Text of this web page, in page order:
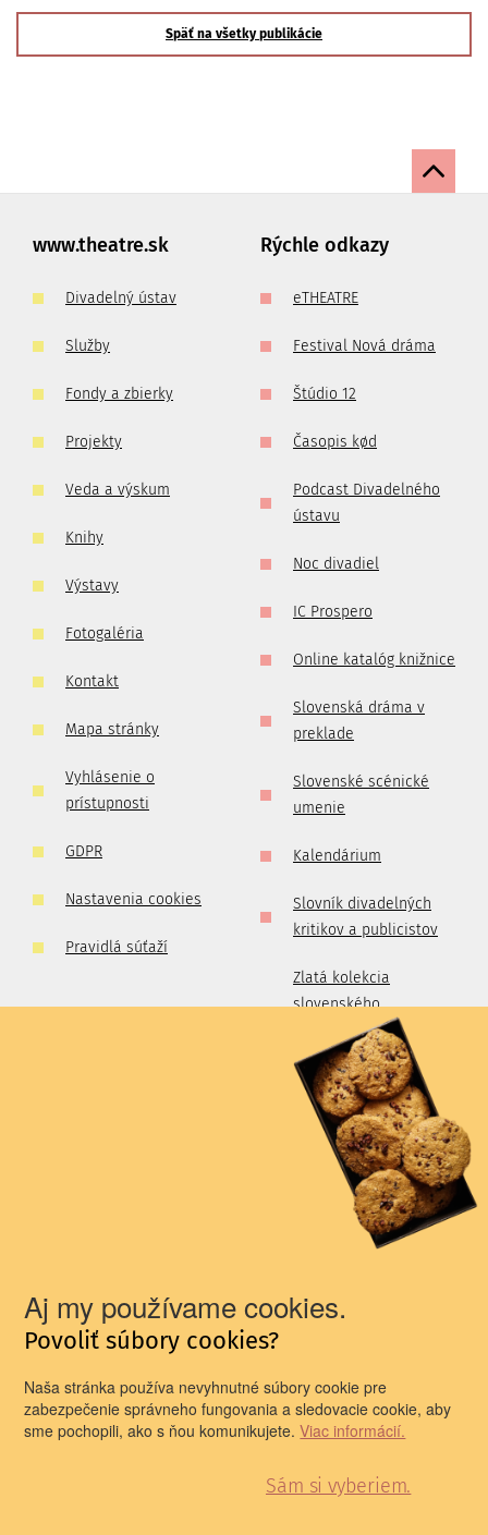
Aj my používame cookies.
Povoliť súbory cookies?
Naša stránka používa nevyhnutné súbory cookie pre
zabezpečenie správneho fungovania a sledovacie cookie, aby
sme pochopili, ako s ňou komunikujete.Viac informácií.
Sám si vyberiem.
Späť na všetky publikácie
www.theatre.sk
Divadelný ústav
Služby
Fondy a zbierky
Projekty
Veda a výskum
Knihy
Výstavy
Fotogaléria
Kontakt
Mapa stránky
Vyhlásenie o
prístupnosti
GDPR
Nastavenia cookies
Pravidlá súťaží
Rýchle odkazy
eTHEATRE
Festival Nová dráma
Štúdio 12
Časopis kød
Podcast Divadelného
ústavu
Noc divadiel
IC Prospero
Online katalóg knižnice
Slovenská dráma v
preklade
Slovenské scénické
umenie
Kalendárium
Slovník divadelných
kritikov a publicistov
Zlatá kolekcia
slovenského
profesionálneho
divadla
Divadelné prechádzky
Prítomnosť divadelnej
minulosti
Newsletter pre všetkých divadelníkov a
Prinášame vám newsletter, ktorého obsah sa orientuje na
informovanie o divadelnom dianí na Slovensku i v
E-mail
Prihlasujem sa na odber newslettera a oboznámil som